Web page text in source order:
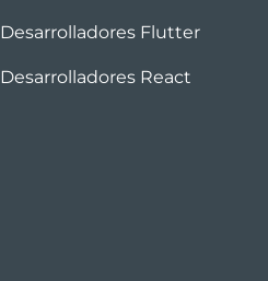
Desarrolladores Flutter
Desarrolladores React